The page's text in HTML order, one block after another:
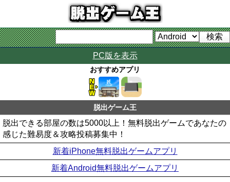
PC版を表示
おすすめアプリ
脱出ゲーム王
脱出できる部屋の数は5000以上！無料脱出ゲームであなたの
感じた難易度＆攻略投稿募集中！
新着iPhone無料脱出ゲームアプリ
新着Android無料脱出ゲームアプリ